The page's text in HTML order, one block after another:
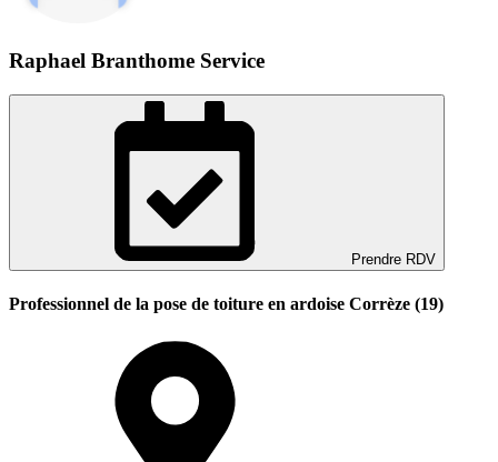
Raphael Branthome Service
Prendre RDV
Professionnel de la pose de toiture en ardoise Corrèze (19)